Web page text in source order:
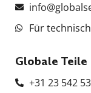
Für
Globale Teile
+31 23 542